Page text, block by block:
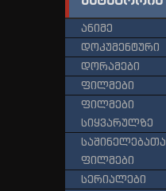
ანიმე
დოკუმენტური
დორამები
ფილმები
ფილმები
სიყვარულზე
საშინელებათა
ფილმები
სერიალები